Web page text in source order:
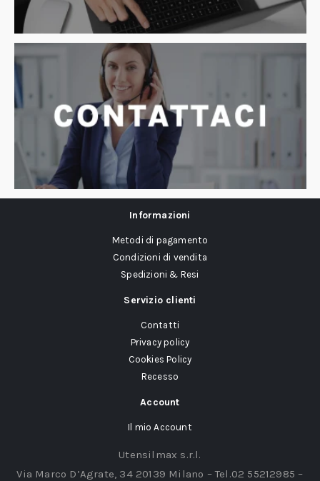
Informazioni
Metodi di pagamento
Condizioni di vendita
Spedizioni & Resi
Servizio clienti
Contatti
Privacy policy
Cookies Policy
Recesso
Account
Il mio Account
Utensilmax s.r.l.
Via Marco D’Agrate, 34 20139 Milano – Tel.02 55212985 –